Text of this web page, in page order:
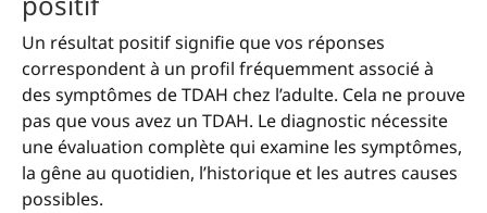
Un résultat positif signifie que vos réponses
correspondent à un profil fréquemment associé à
des symptômes de TDAH chez l’adulte. Cela ne prouve
pas que vous avez un TDAH. Le diagnostic nécessite
une évaluation complète qui examine les symptômes,
la gêne au quotidien, l’historique et les autres causes
possibles.